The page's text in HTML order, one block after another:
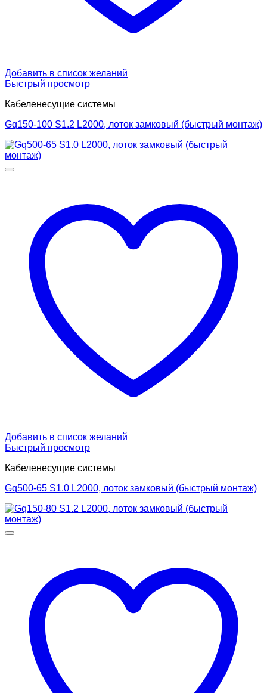
Добавить в список желаний
Быстрый просмотр
Кабеленесущие системы
Gq150-100 S1.2 L2000, лоток замковый (быстрый монтаж)
Добавить в список желаний
Быстрый просмотр
Кабеленесущие системы
Gq500-65 S1.0 L2000, лоток замковый (быстрый монтаж)